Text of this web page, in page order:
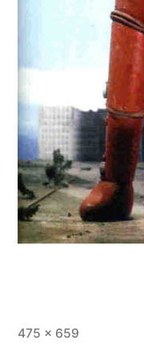
Tamaño
475 × 659